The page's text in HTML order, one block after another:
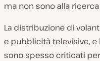
ma non sono alla
La distribuzione di
e pubblicità televisive,
sono spesso criticati